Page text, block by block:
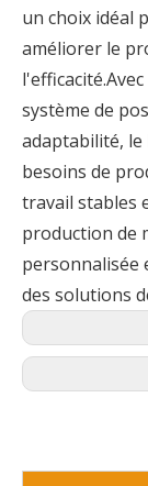
un choix idéal
améliorer le
système de
adaptabilité, le
besoins de
travail stables
production de
personnalisée
des solutions